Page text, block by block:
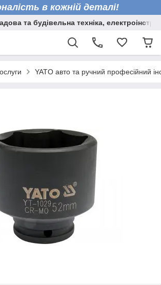
в кожній деталі!
та будівельна техніка,
YATO авто та ручний професійний